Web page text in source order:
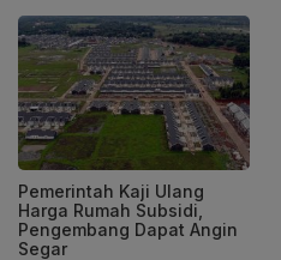
Pemerintah Kaji Ulang
Harga Rumah Subsidi,
Pengembang Dapat Angin
Segar